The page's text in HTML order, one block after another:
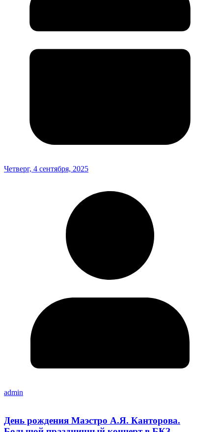
Четверг, 4 сентября, 2025
admin
День рождения Маэстро А.Я. Канторова.